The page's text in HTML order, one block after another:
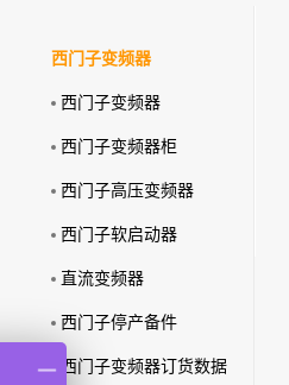
西门子变频器
西门子变频器
西门子变频器柜
西门子高压变频器
西门子软启动器
直流变频器
西门子停产备件
西门子变频器订货数据